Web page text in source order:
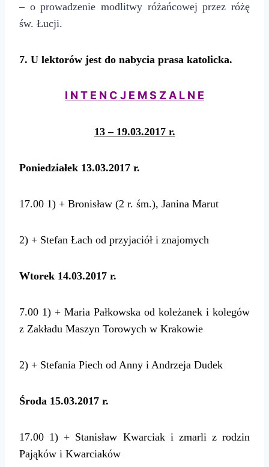
– o prowadzenie modlitwy różańcowej przez różę
św. Łucji.
7. U lektorów jest do nabycia prasa katolicka.
I N T E N C J E M S Z A L N E
13 – 19.03.2017 r.
Poniedziałek 13.03.2017 r.
17.00 1) + Bronisław (2 r. śm.), Janina Marut
2) + Stefan Łach od przyjaciół i znajomych
Wtorek 14.03.2017 r.
7.00 1) + Maria Pałkowska od koleżanek i kolegów
z Zakładu Maszyn Torowych w Krakowie
2) + Stefania Piech od Anny i Andrzeja Dudek
Środa 15.03.2017 r.
17.00 1) + Stanisław Kwarciak i zmarli z rodzin
Pająków i Kwarciaków